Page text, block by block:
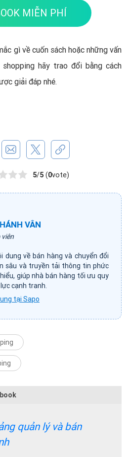
MIỄN PHÍ
gì về cuốn sách hoặc những vấn
hãy trao đổi bằng cách
giải đáp nhé.
5/5 (0vote)
VÂN
viên
dung về bán hàng và chuyển đổi
sâu và truyền tải thông tin phức
giúp nhà bán hàng tối ưu quy
cạnh tranh.
tại Sapo
quản lý và bán